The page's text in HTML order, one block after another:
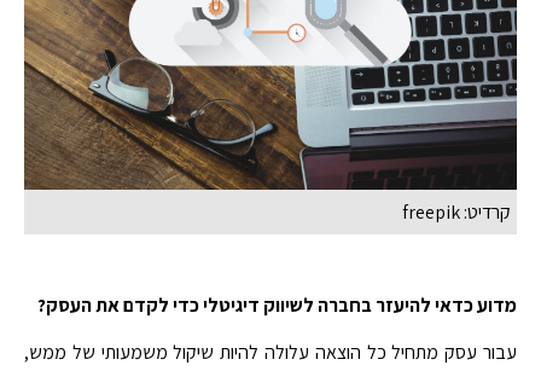
קרדיט: freepik
מדוע כדאי להיעזר בחברה לשיווק דיגיטלי כדי לקדם את העסק?
עבור עסק מתחיל כל הוצאה עלולה להיות שיקול משמעותי של ממש,